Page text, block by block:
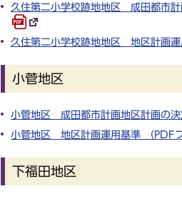
久住第二小学校跡地地区 成田都市
久住第二小学校跡地地区 地区計画運
小菅地区
小菅地区 成田都市計画地区計画の
小菅地区 地区計画運用基準 （PDF
下福田地区